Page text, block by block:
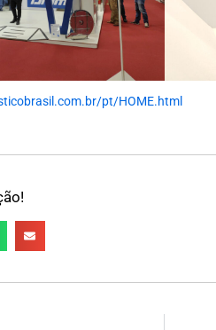
pt/HOME.html